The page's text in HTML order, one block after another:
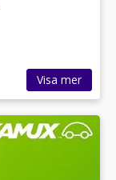
Visa mer